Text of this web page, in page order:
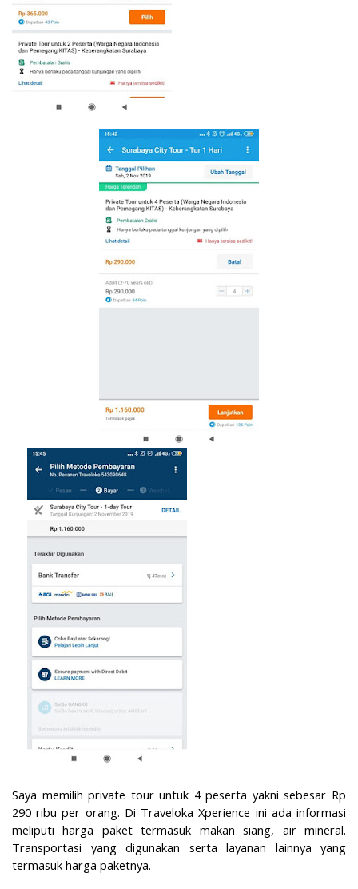
Saya memilih private tour untuk 4 peserta yakni sebesar Rp
290 ribu per orang. Di Traveloka Xperience ini ada informasi
meliputi harga paket termasuk makan siang, air mineral.
Transportasi yang digunakan serta layanan lainnya yang
termasuk harga paketnya.